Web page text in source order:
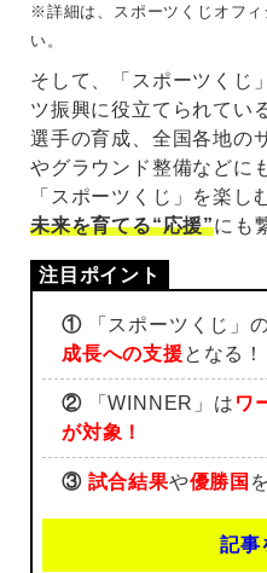
※詳細は、スポーツくじオフィ
い。
そして、「スポーツくじ
ツ振興に役立てられてい
選手の育成、全国各地の
やグラウンド整備などに
「スポーツくじ」を楽し
未来を育てる“応援”にも
①「スポーツくじ」の
成長への支援となる！
②「WINNER」は ワ
が対象！
③ 試合結果や優勝国
記事